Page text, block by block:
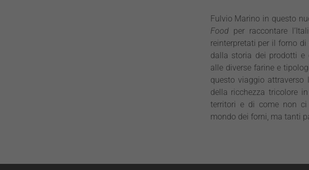
Fulvio Marino in questo
Foodper raccontare
reinterpretati per il forno
dalla storia dei prodotti e
alle diverse farine e
questo viaggio
della ricchezza tricolore
territori e di come non
mondo dei forni, ma tanti